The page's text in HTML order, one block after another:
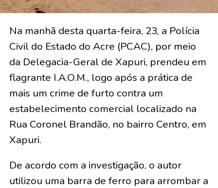
Na manhã desta quarta-feira, 23, a Polícia
Civil do Estado do Acre (PCAC), por meio
da Delegacia-Geral de Xapuri, prendeu em
flagrante I.A.O.M., logo após a prática de
mais um crime de furto contra um
estabelecimento comercial localizado na
Rua Coronel Brandão, no bairro Centro, em
Xapuri.
De acordo com a investigação, o autor
utilizou uma barra de ferro para arrombar a